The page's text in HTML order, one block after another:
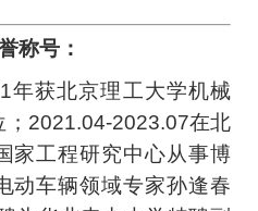
称号：
年获北京理工大学机械
；2021.04-2023.07在北
家工程研究中心从事博
动车辆领域专家孙逢春